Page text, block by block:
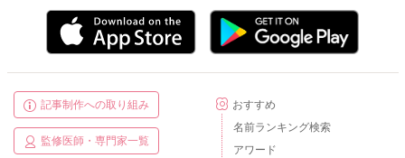
記事制作への取り組み
監修医師・専門家一覧
おすすめ
名前ランキング検索
アワード